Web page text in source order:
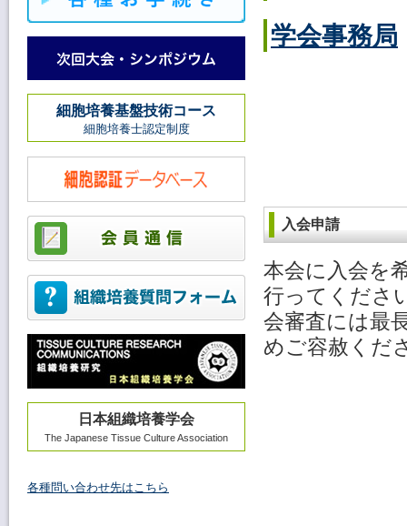
細胞培養基盤技術コース
細胞培養士認定制度
日本組織培養学会
The Japanese Tissue Culture Association
各種問い合わせ先はこちら
学会事務局
入会申請
本会に入会を
行ってくださ
会審査には最
めご容赦くだ